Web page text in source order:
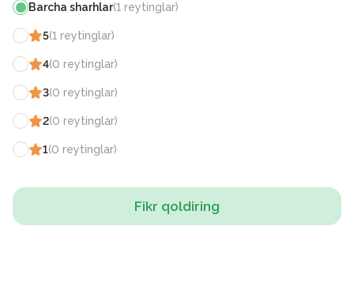
Barcha sharhlar(1 reytinglar)
5(1 reytinglar)
4(0 reytinglar)
3(0 reytinglar)
2(0 reytinglar)
1(0 reytinglar)
Fikr qoldiring